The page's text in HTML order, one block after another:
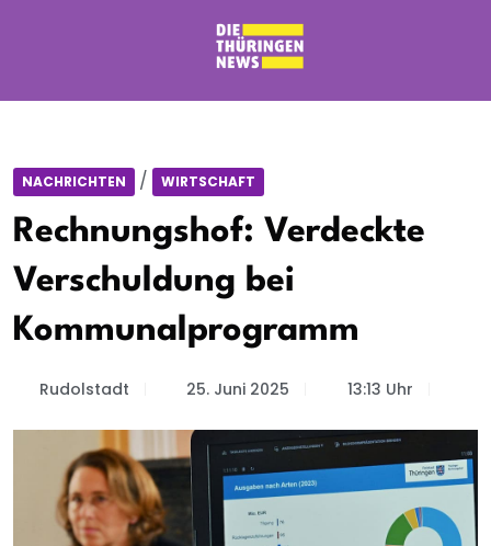
NACHRICHTEN / WIRTSCHAFT
Rechnungshof: Verdeckte
Verschuldung bei
Kommunalprogramm
Rudolstadt 25. Juni 2025 13:13 Uhr